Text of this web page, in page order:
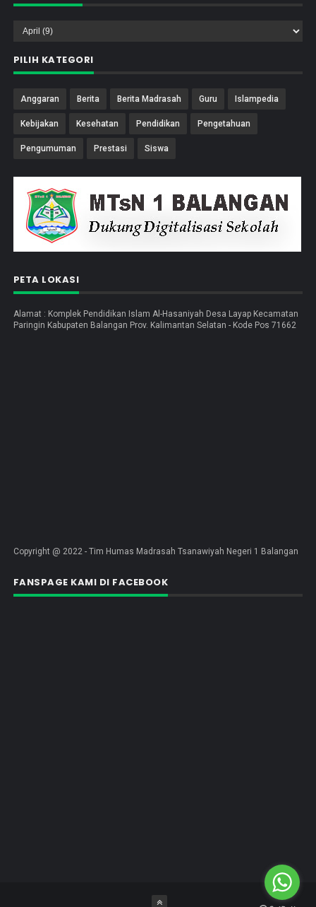
PILIH KATEGORI
Anggaran Berita Berita Madrasah Guru Islampedia
Kebijakan Kesehatan Pendidikan Pengetahuan
Pengumuman Prestasi Siswa
PETA LOKASI
Alamat : Komplek Pendidikan Islam Al-Hasaniyah Desa Layap Kecamatan
Paringin Kabupaten Balangan Prov. Kalimantan Selatan - Kode Pos 71662
Copyright @ 2022 - Tim Humas Madrasah Tsanawiyah Negeri 1 Balangan
FANSPAGE KAMI DI FACEBOOK